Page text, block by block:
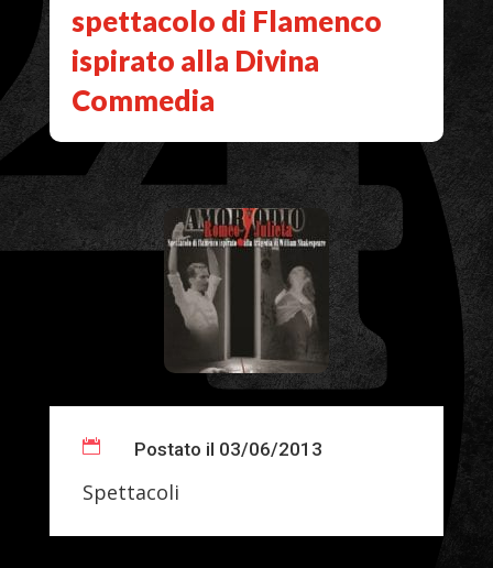
spettacolo di Flamenco
ispirato alla Divina
Commedia
 Postato il 03/06/2013
Spettacoli